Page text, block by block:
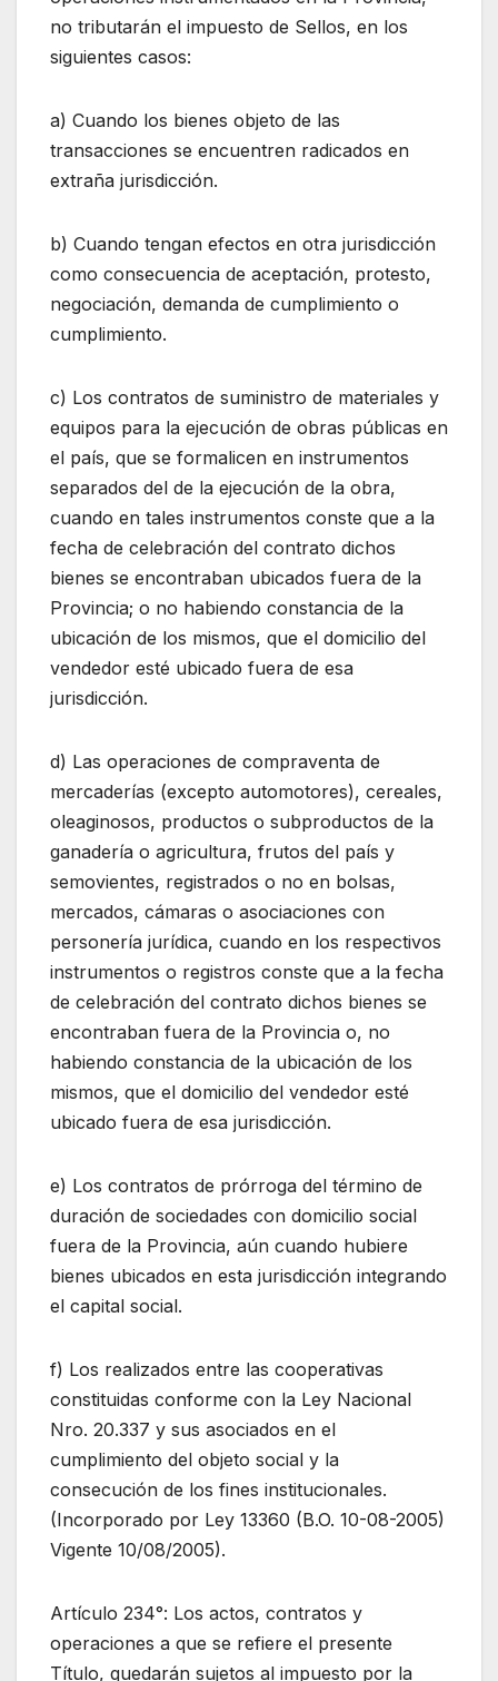
no tributarán el impuesto de Sellos, en los
siguientes casos:
a) Cuando los bienes objeto de las
transacciones se encuentren radicados en
extraña jurisdicción.
b) Cuando tengan efectos en otra jurisdicción
como consecuencia de aceptación, protesto,
negociación, demanda de cumplimiento o
cumplimiento.
c) Los contratos de suministro de materiales y
equipos para la ejecución de obras públicas en
el país, que se formalicen en instrumentos
separados del de la ejecución de la obra,
cuando en tales instrumentos conste que a la
fecha de celebración del contrato dichos
bienes se encontraban ubicados fuera de la
Provincia; o no habiendo constancia de la
ubicación de los mismos, que el domicilio del
vendedor esté ubicado fuera de esa
jurisdicción.
d) Las operaciones de compraventa de
mercaderías (excepto automotores), cereales,
oleaginosos, productos o subproductos de la
ganadería o agricultura, frutos del país y
semovientes, registrados o no en bolsas,
mercados, cámaras o asociaciones con
personería jurídica, cuando en los respectivos
instrumentos o registros conste que a la fecha
de celebración del contrato dichos bienes se
encontraban fuera de la Provincia o, no
habiendo constancia de la ubicación de los
mismos, que el domicilio del vendedor esté
ubicado fuera de esa jurisdicción.
e) Los contratos de prórroga del término de
duración de sociedades con domicilio social
fuera de la Provincia, aún cuando hubiere
bienes ubicados en esta jurisdicción integrando
el capital social.
f) Los realizados entre las cooperativas
constituidas conforme con la Ley Nacional
Nro. 20.337 y sus asociados en el
cumplimiento del objeto social y la
consecución de los fines institucionales.
(Incorporado por Ley 13360 (B.O. 10-08-2005)
Vigente 10/08/2005).
Artículo 234°: Los actos, contratos y
operaciones a que se refiere el presente
Título, quedarán sujetos al impuesto por la